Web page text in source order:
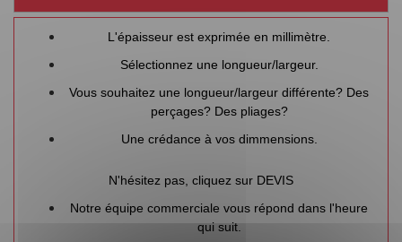
L'épaisseur est exprimée en millimètre.
Sélectionnez une longueur/largeur.
Vous souhaitez une longueur/largeur différente? Des
perçages? Des pliages?
Une crédance à vos dimmensions.
N'hésitez pas, cliquez sur DEVIS
Notre équipe commerciale vous répond dans l'heure
qui suit.